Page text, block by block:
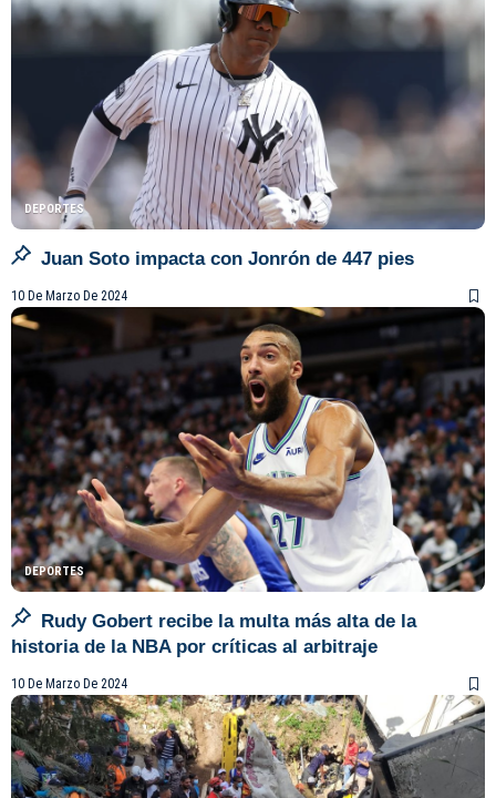
DEPORTES
Juan Soto impacta con Jonrón de 447 pies
10 De Marzo De 2024
DEPORTES
Rudy Gobert recibe la multa más alta de la
historia de la NBA por críticas al arbitraje
10 De Marzo De 2024